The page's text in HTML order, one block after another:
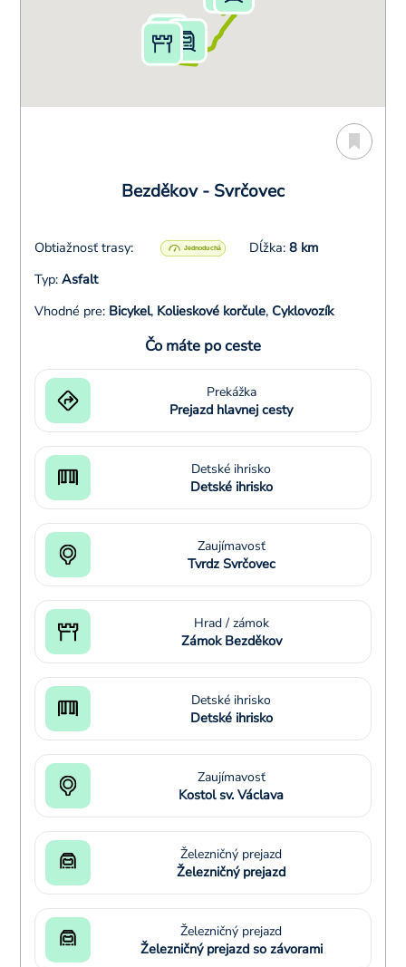
Bezděkov - Svrčovec
Obtiažnosť trasy: Dĺžka: 8 km
Typ: Asfalt
Vhodné pre: Bicykel, Kolieskové korčule, Cyklovozík
Čo máte po ceste
Prekážka
Prejazd hlavnej cesty
Detské ihrisko
Detské ihrisko
Zaujímavosť
Tvrdz Svrčovec
Hrad / zámok
Zámok Bezděkov
Detské ihrisko
Detské ihrisko
Zaujímavosť
Kostol sv. Václava
Železničný prejazd
Železničný prejazd
Železničný prejazd
Železničný prejazd so závorami